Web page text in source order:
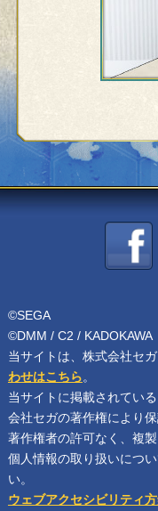
©SEGA
©DMM / C2 / KADOKAWA
当サイトは、株式会社セ
わせはこちら。
当サイトに掲載されてい
会社セガの著作権により保
著作権者の許可なく、複
個人情報の取り扱いにつ
い。
ウェブアクセシビリティ